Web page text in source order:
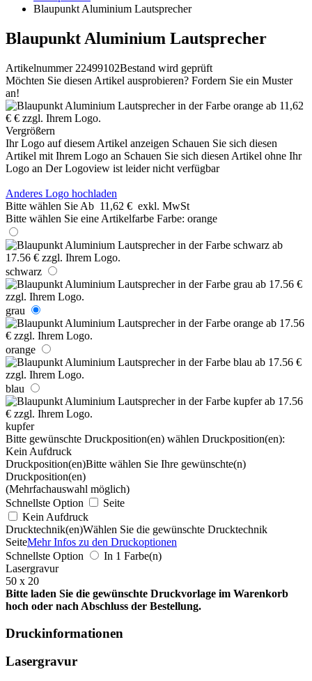
Blaupunkt Aluminium Lautsprecher
Blaupunkt Aluminium Lautsprecher
Artikelnummer 22499102Bestand wird geprüft
Möchten Sie diesen Artikel ausprobieren? Fordern Sie ein Muster
an!
Vergrößern
Ihr Logo auf diesem Artikel anzeigen Schauen Sie sich diesen
Artikel mit Ihrem Logo an Schauen Sie sich diesen Artikel ohne Ihr
Logo an Der Logoview ist leider nicht verfügbar
Anderes Logo hochladen
Bitte wählen Sie Ab 11,62 € exkl. MwSt
Bitte wählen Sie eine Artikelfarbe Farbe: orange
schwarz
grau
orange
blau
kupfer
Bitte gewünschte Druckposition(en) wählen Druckposition(en):
Kein Aufdruck
Druckposition(en)Bitte wählen Sie Ihre gewünschte(n)
Druckposition(en)
(Mehrfachauswahl möglich)
Schnellste Option
Seite
Kein Aufdruck
Drucktechnik(en)Wählen Sie die gewünschte Drucktechnik
SeiteMehr Infos zu den Druckoptionen
Schnellste Option
In 1 Farbe(n)
Lasergravur
50 x 20
Bitte laden Sie die gewünschte Druckvorlage im Warenkorb
hoch oder nach Abschluss der Bestellung.
Druckinformationen
Lasergravur